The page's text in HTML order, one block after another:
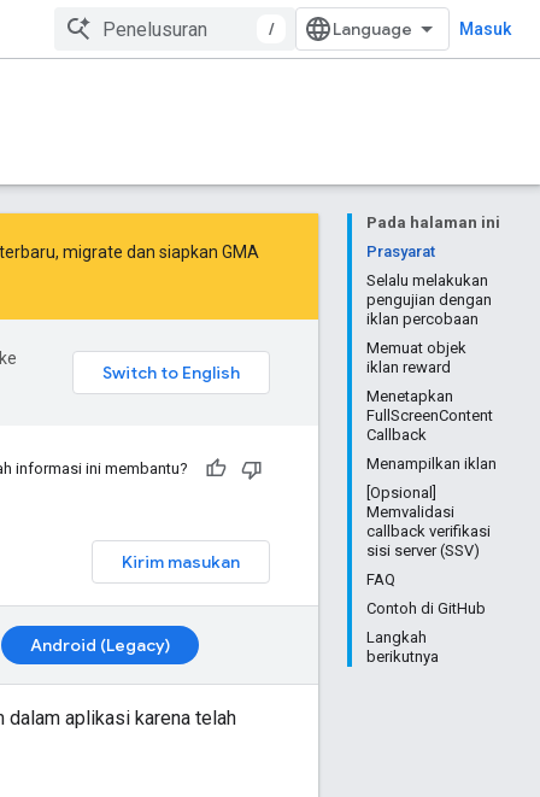
/ Masuk
Pada halaman ini
Prasyarat
Selalu melakukan
pengujian dengan
iklan percobaan
Memuat objek
iklan reward
Menetapkan
FullScreenContent
Callback
Menampilkan iklan
[Opsional]
Memvalidasi
callback verifikasi
sisi server (SSV)
FAQ
Contoh di GitHub
Langkah
berikutnya
migrate dan siapkan GMA
informasi ini membantu?
Kirim masukan
Android (Legacy)
dalam aplikasi karena telah